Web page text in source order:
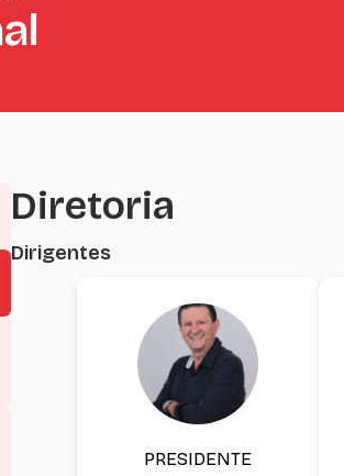
Diretoria
Dirigentes
PRESIDENTE